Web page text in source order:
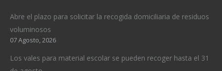
Abre el plazo para solicitar la recogida domiciliaria de residuos
voluminosos
07 Agosto, 2026
Los vales para material escolar se pueden recoger hasta el 31